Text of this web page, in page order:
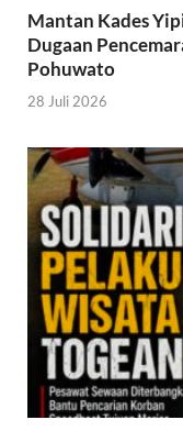
Mantan Kades
Dugaan
Pohuwato
28 Juli 2026